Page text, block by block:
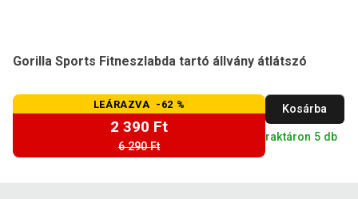
Gorilla Sports Fitneszlabda tartó állvány átlátszó
LEÁRAZVA -62 %
2 390 Ft
6 290 Ft
Kosárba
raktáron 5 db